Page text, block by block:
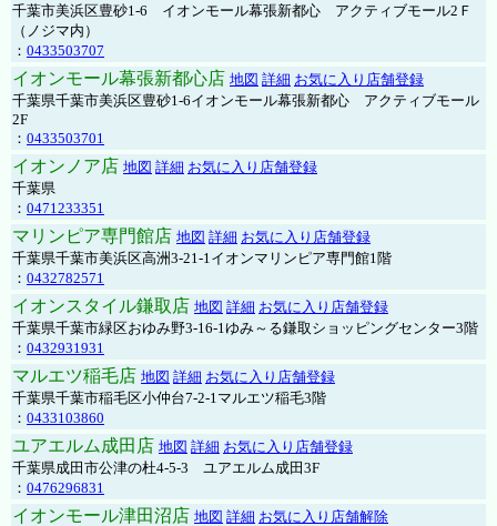
千葉市美浜区豊砂1-6 イオンモール幕張新都心 アクティブモール2Ｆ
（ノジマ内）
： 0433503707
イオンモール幕張新都心店 地図 詳細 お気に入り店舗登録
千葉県千葉市美浜区豊砂1-6イオンモール幕張新都心 アクティブモール
2F
： 0433503701
イオンノア店 地図 詳細 お気に入り店舗登録
千葉県
： 0471233351
マリンピア専門館店 地図 詳細 お気に入り店舗登録
千葉県千葉市美浜区高洲3-21-1イオンマリンピア専門館1階
： 0432782571
イオンスタイル鎌取店 地図 詳細 お気に入り店舗登録
千葉県千葉市緑区おゆみ野3-16-1ゆみ～る鎌取ショッピングセンター3階
： 0432931931
マルエツ稲毛店 地図 詳細 お気に入り店舗登録
千葉県千葉市稲毛区小仲台7-2-1マルエツ稲毛3階
： 0433103860
ユアエルム成田店 地図 詳細 お気に入り店舗登録
千葉県成田市公津の杜4-5-3 ユアエルム成田3F
： 0476296831
イオンモール津田沼店 地図 詳細 お気に入り店舗解除